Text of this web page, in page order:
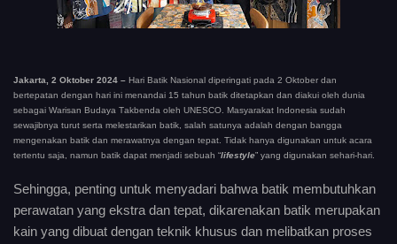
Jakarta, 2 Oktober 2024 – Hari Batik Nasional diperingati pada 2 Oktober dan
bertepatan dengan hari ini menandai 15 tahun batik ditetapkan dan diakui oleh dunia
sebagai Warisan Budaya Takbenda oleh UNESCO. Masyarakat Indonesia sudah
sewajibnya turut serta melestarikan batik, salah satunya adalah dengan bangga
mengenakan batik dan merawatnya dengan tepat. Tidak hanya digunakan untuk acara
tertentu saja, namun batik dapat menjadi sebuah “lifestyle” yang digunakan sehari-hari.
Sehingga, penting untuk menyadari bahwa batik membutuhkan
perawatan yang ekstra dan tepat, dikarenakan batik merupakan
kain yang dibuat dengan teknik khusus dan melibatkan proses